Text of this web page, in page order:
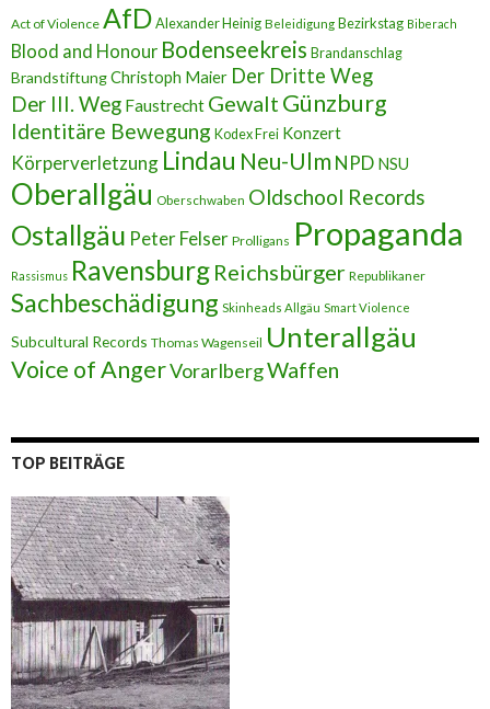
e
s
s
e
Act of Violence AfDAlexander Heinig Beleidigung Bezirkstag Biberach
Blood and Honour Bodenseekreis Brandanschlag
BrandstiftungChristoph Maier Der Dritte Weg
Der III. Weg Faustrecht Gewalt Günzburg
Identitäre Bewegung Kodex Frei Konzert
Körperverletzung Lindau Neu-Ulm NPD NSU
Oberallgäu Oberschwaben Oldschool Records
Ostallgäu Peter Felser Prolligans Propaganda
Rassismus Ravensburg Reichsbürger Republikaner
Sachbeschädigung Skinheads Allgäu Smart Violence
Subcultural Records Thomas Wagenseil Unterallgäu
Voice of AngerVorarlbergWaffen
TOP BEITRÄGE